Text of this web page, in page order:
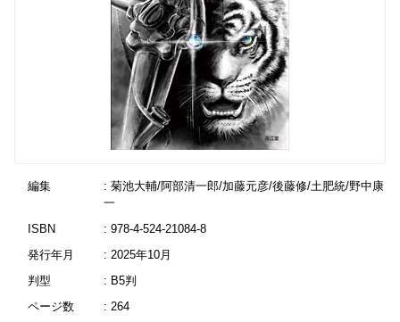
編集
: 菊池大輔/阿部清一郎/加藤元彦/後藤修/土肥統/野中康
一
ISBN
: 978-4-524-21084-8
発行年月
: 2025年10月
判型
: B5判
ページ数
: 264